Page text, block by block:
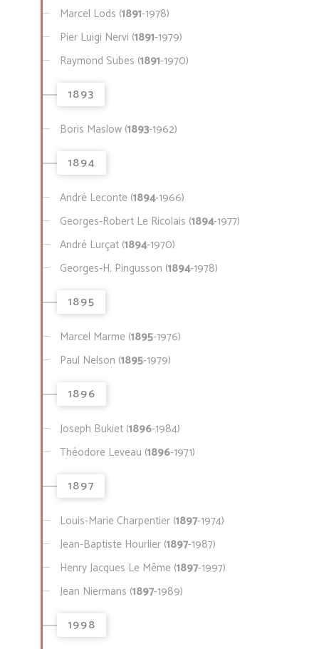
Marcel Lods (1891-1978)
Pier Luigi Nervi (1891-1979)
Raymond Subes (1891-1970)
1893
Boris Maslow (1893-1962)
1894
André Leconte (1894-1966)
Georges-Robert Le Ricolais (1894-1977)
André Lurçat (1894-1970)
Georges-H. Pingusson (1894-1978)
1895
Marcel Marme (1895-1976)
Paul Nelson (1895-1979)
1896
Joseph Bukiet (1896-1984)
Théodore Leveau (1896-1971)
1897
Louis-Marie Charpentier (1897-1974)
Jean-Baptiste Hourlier (1897-1987)
Henry Jacques Le Même (1897-1997)
Jean Niermans (1897-1989)
1998